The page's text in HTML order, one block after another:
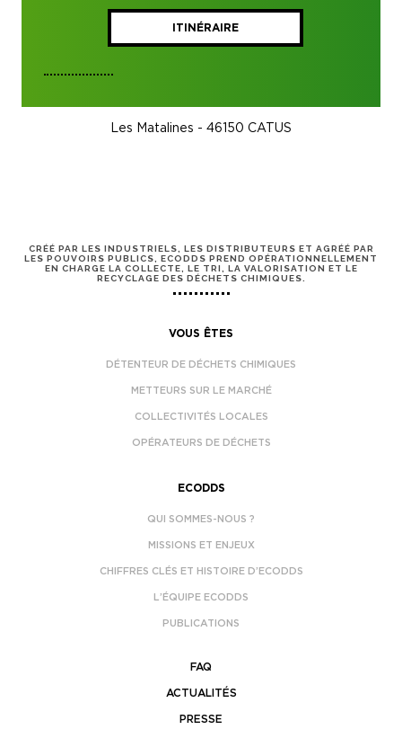
ITINÉRAIRE
Les Matalines - 46150 CATUS
CRÉÉ PAR LES INDUSTRIELS, LES DISTRIBUTEURS ET AGRÉÉ PAR
LES POUVOIRS PUBLICS, ECODDS PREND OPÉRATIONNELLEMENT
EN CHARGE LA COLLECTE, LE TRI, LA VALORISATION ET LE
RECYCLAGE DES DÉCHETS CHIMIQUES.
VOUS ÊTES
DÉTENTEUR DE DÉCHETS CHIMIQUES
METTEURS SUR LE MARCHÉ
COLLECTIVITÉS LOCALES
OPÉRATEURS DE DÉCHETS
ECODDS
QUI SOMMES-NOUS ?
MISSIONS ET ENJEUX
CHIFFRES CLÉS ET HISTOIRE D’ECODDS
L’ÉQUIPE ECODDS
PUBLICATIONS
FAQ
ACTUALITÉS
PRESSE